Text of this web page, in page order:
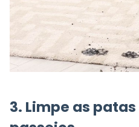
3. Limpe as